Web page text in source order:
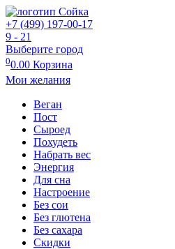
+7 (499) 197-00-17
9 - 21
Выберите город
00.00 Корзина
Мои желания
Веган
Пост
Сыроед
Похудеть
Набрать вес
Энергия
Для сна
Настроение
Без сои
Без глютена
Без сахара
Скидки